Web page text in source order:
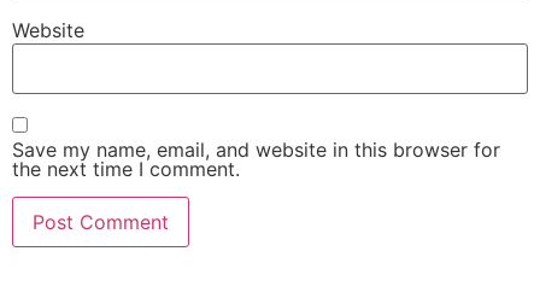
Website
Save my name, email, and website in this browser for
the next time I comment.